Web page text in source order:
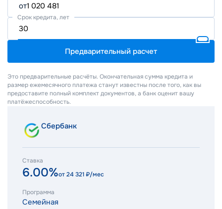
от
Срок кредита, лет
Предварительный расчет
Это предварительные расчёты. Окончательная сумма кредита и
размер ежемесячного платежа станут известны после того, как вы
предоставите полный комплект документов, а банк оценит вашу
платёжеспособность.
Сбербанк
Ставка
6.00%от24 321₽/мес
Программа
Семейная